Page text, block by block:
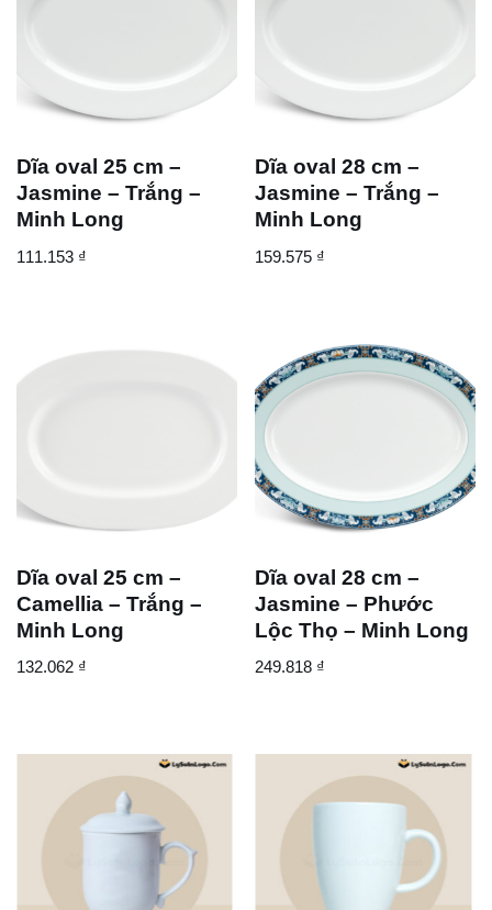
Dĩa oval 25 cm –
Jasmine – Trắng –
Minh Long
111.153 ₫
Dĩa oval 28 cm –
Jasmine – Trắng –
Minh Long
159.575 ₫
Dĩa oval 25 cm –
Camellia – Trắng –
Minh Long
132.062 ₫
Dĩa oval 28 cm –
Jasmine – Phước
Lộc Thọ – Minh Long
249.818 ₫